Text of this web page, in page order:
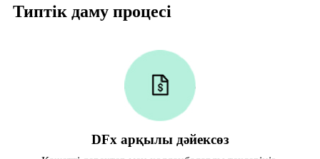
Типтік даму процесі
DFx арқылы дәйексөз